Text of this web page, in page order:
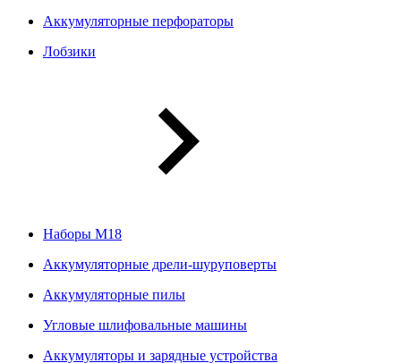
Аккумуляторные перфораторы
Лобзики
Наборы М18
Аккумуляторные дрели-шуруповерты
Аккумуляторные пилы
Угловые шлифовальные машины
Аккумуляторы и зарядные устройства